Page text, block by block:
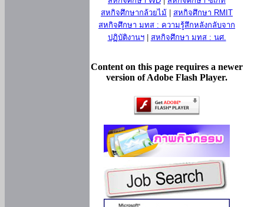
สหกิจศึกษากล้วยไม้
สหกิจศึกษา RMIT
สหกิจศึกษา มทส : ความรู้สึกหลังกลับจาก
ปฏิบัติงานฯ| สหกิจศึกษา มทส : นศ.
Content on this page requires a newer
version of Adobe Flash Player.